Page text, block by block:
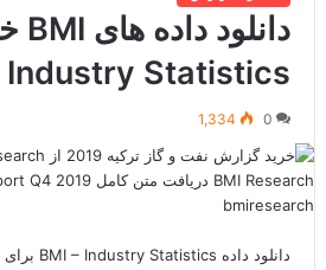
Industry Statistics
0
1,334